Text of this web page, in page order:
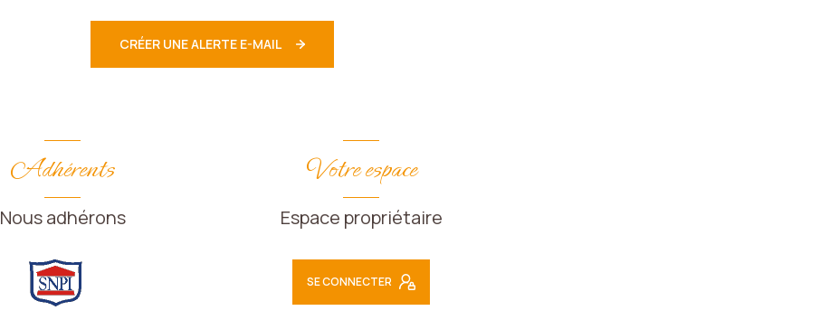
CRÉER UNE ALERTE E-MAIL
Adhérents
Nous adhérons
Votre espace
Espace propriétaire
SE CONNECTER